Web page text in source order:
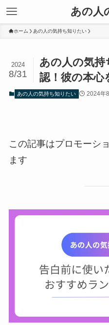
あの人
ホーム あの人の気持ち知りたい
あの人の気
認！彼の本心
2024
8/31
あの人の気持ち知りたい 2024年
この記事はプロモーシ
ます